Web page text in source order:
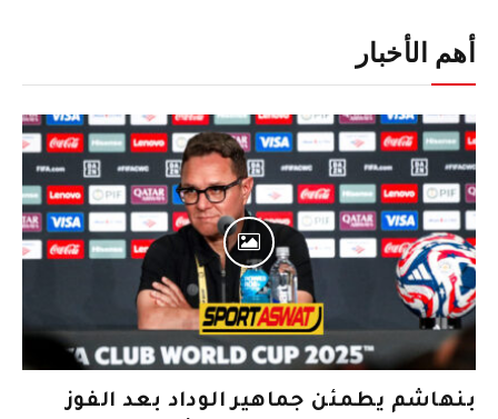
أهم الأخبار
بنهاشم يطمئن جماهير الوداد بعد الفوز